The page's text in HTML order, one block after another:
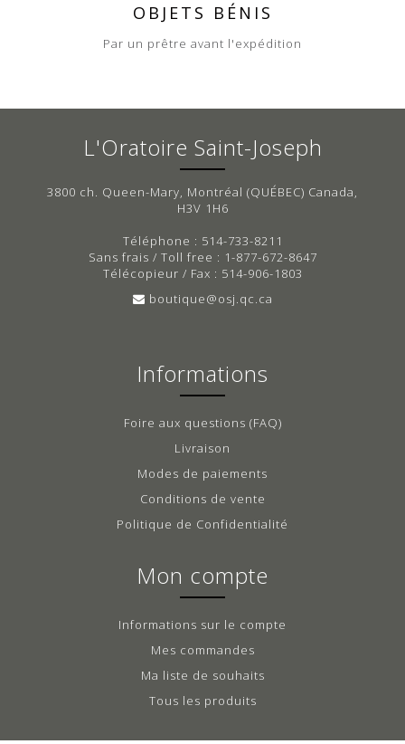
OBJETS BÉNIS
Par un prêtre avant l'expédition
L'Oratoire Saint-Joseph
3800 ch. Queen-Mary, Montréal (QUÉBEC) Canada,
H3V 1H6
Téléphone : 514-733-8211
Sans frais / Toll free : 1-877-672-8647
Télécopieur / Fax : 514-906-1803
boutique@osj.qc.ca
Informations
Foire aux questions (FAQ)
Livraison
Modes de paiements
Conditions de vente
Politique de Confidentialité
Mon compte
Informations sur le compte
Mes commandes
Ma liste de souhaits
Tous les produits